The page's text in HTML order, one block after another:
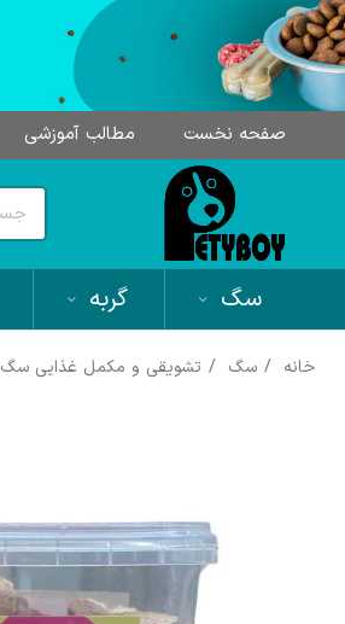
صفحه نخست مطالب آموزشی
سگ گربه
خانه سگ تشویقی و مکمل غذایی سگ